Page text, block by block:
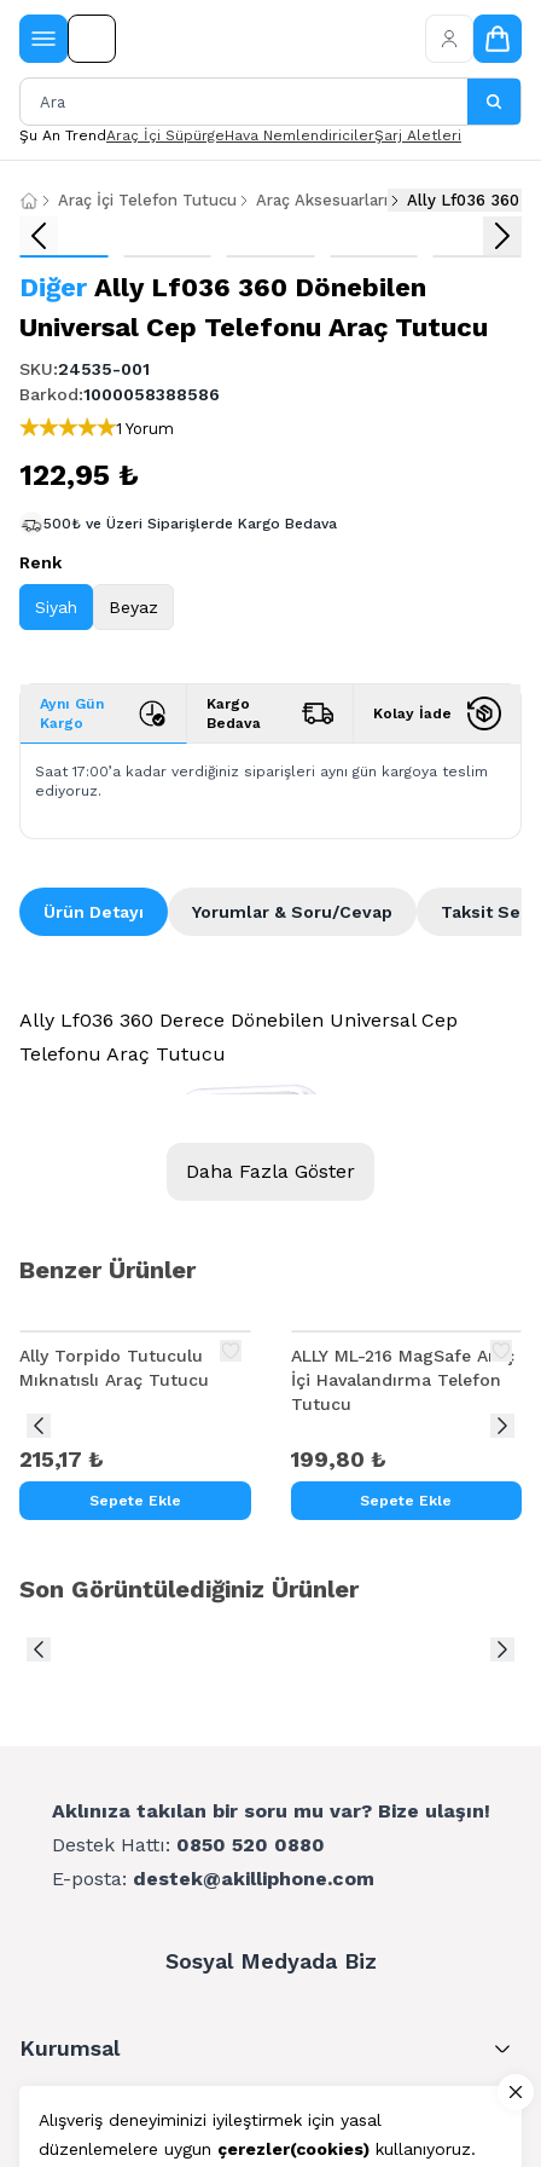
Alışveriş deneyiminizi iyileştirmek için yasal
düzenlemelere uygun çerezler(cookies) kullanıyoruz.
Şu An TrendAraç İçi SüpürgeHava NemlendiricilerŞarj Aletleri
Araç İçi Telefon Tutucu Araç Aksesuarları Ally Lf036 360
Diğer Ally Lf036 360 Dönebilen
Universal Cep Telefonu Araç Tutucu
SKU:24535-001
Barkod:1000058388586
1 Yorum
122,95 ₺
500₺ ve Üzeri Siparişlerde Kargo Bedava
Renk
Siyah Beyaz
Aynı Gün
Kargo
Kargo
Bedava
Kolay İade
Saat 17:00’a kadar verdiğiniz siparişleri aynı gün kargoya teslim
ediyoruz.
Ürün Detayı Taksit
Yorumlar & Soru/Cevap
Ally Lf036 360 Derece Dönebilen Universal Cep
Telefonu Araç Tutucu
Daha Fazla Göster
Benzer Ürünler
Ally Torpido Tutuculu
Mıknatıslı Araç Tutucu
215,17 ₺
Sepete Ekle
ALLY ML-216 MagSafe Araç
İçi Havalandırma Telefon
Tutucu
199,80 ₺
Sepete Ekle
Son Görüntülediğiniz Ürünler
Aklınıza takılan bir soru mu var? Bize ulaşın!
Destek Hattı: 0850 520 0880
E-posta: destek@akilliphone.com
Sosyal Medyada Biz
Kurumsal
Müşteri Hizmetleri